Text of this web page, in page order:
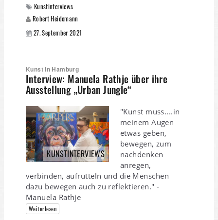
Kunstinterviews
Robert Heidemann
27. September 2021
Kunst in Hamburg
Interview: Manuela Rathje über ihre
Ausstellung „Urban Jungle“
KUNSTINTERVIEWS
"Kunst muss....in
meinem Augen
etwas geben,
bewegen, zum
nachdenken
anregen,
verbinden, aufrütteln und die Menschen
dazu bewegen auch zu reflektieren." -
Manuela Rathje
Weiterlesen